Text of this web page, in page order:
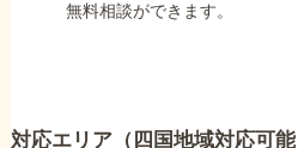
無料相談ができます。
対応エリア（四国地域対応可能